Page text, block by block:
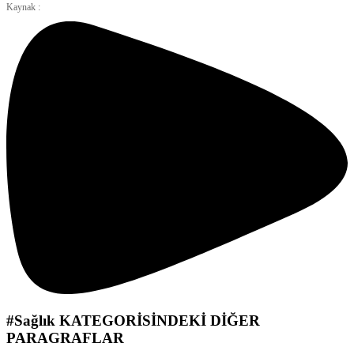
Kaynak :
#Sağlık KATEGORİSİNDEKİ DİĞER
PARAGRAFLAR